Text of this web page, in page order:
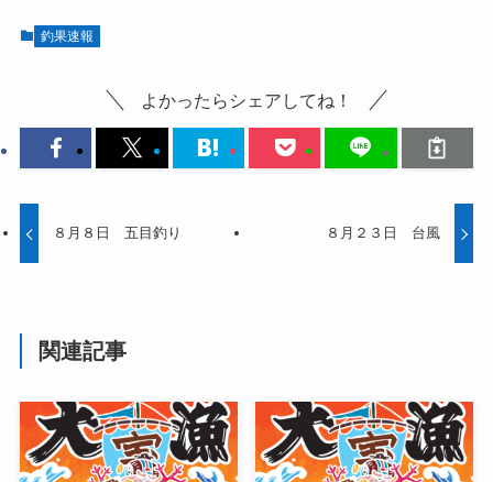
釣果速報
よかったらシェアしてね！
８月８日 五目釣り ８月２３日 台風
関連記事